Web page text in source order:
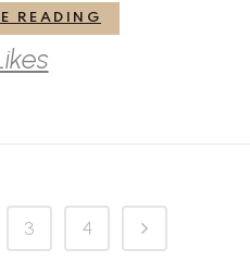
READING
3 4